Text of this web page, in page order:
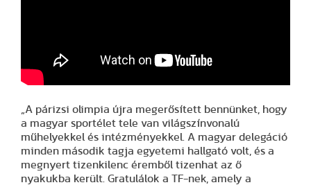
„A párizsi olimpia újra megerősített bennünket, hogy
a magyar sportélet tele van világszínvonalú
műhelyekkel és intézményekkel. A magyar delegáció
minden második tagja egyetemi hallgató volt, és a
megnyert tizenkilenc éremből tizenhat az ő
nyakukba került. Gratulálok a TF-nek, amely a